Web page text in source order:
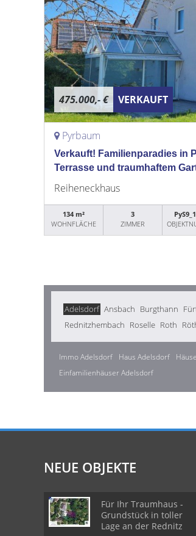
475.000,- € VERKAUFT
Pyrbaum
Verkauft! Familienparadies in
Terrasse und traumhaftem
Reiheneckhaus
134 m²
WOHNFLÄCHE
3
ZIMMER
Adelsdorf Ansbach Burgthann
Rednitzhembach Roselle Roth
Immo Adelsdorf Haus Adelsdorf
Einfamilienhäuser Adelsdorf
NEUE OBJEKTE
Für Ihr Traumhaus -
Grundstück in toller
Lage an der Rednitz